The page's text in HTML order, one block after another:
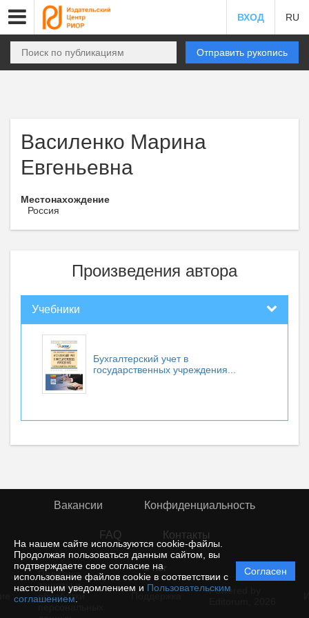
На нашем сайте используются cookie-файлы.
Продолжая пользоваться данным сайтом, вы
подтверждаете свое согласие на
использование файлов cookie в соответствии с
настоящим уведомлением и Пользовательским
соглашением
Согласен
ВХОД RU
Отправить рукопись
Василенко Марина
Евгеньевна
Местонахождение
Россия
Произведения автора
Учебники
Бухгалтерский учет в
государственных учреждения...
Вакансии Конфиденциальность
FAQ Контакты
© rior
Политика
защиты и
обработки
Powered by